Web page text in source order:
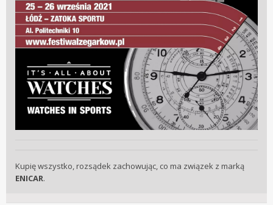
Kupię wszystko, rozsądek zachowując, co ma związek z marką
ENICAR.